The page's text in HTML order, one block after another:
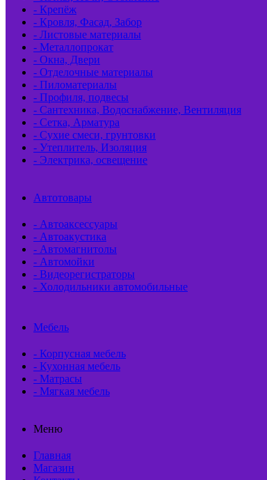
- Крепёж
- Кровля, Фасад, Забор
- Листовые материалы
- Металлопрокат
- Окна, Двери
- Отделочные материалы
- Пиломатериалы
- Профиля, подвесы
- Сантехника, Водоснабжение, Вентиляция
- Сетка, Арматура
- Сухие смеси, грунтовки
- Утеплитель, Изоляция
- Электрика, освещение
Автотовары
- Автоаксессуары
- Автоакустика
- Автомагнитолы
- Автомойки
- Видеорегистраторы
- Холодильники автомобильные
Мебель
- Корпусная мебель
- Кухонная мебель
- Матрасы
- Мягкая мебель
Меню
Главная
Магазин